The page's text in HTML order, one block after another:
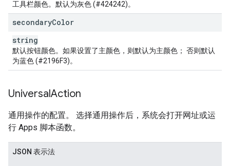
工具栏颜色。默认为灰色 (#424242)。
secondaryColor
string
默认按钮颜色。如果设置了主颜色，则默认为主颜色； 否则默认
为蓝色 (#2196F3)。
UniversalAction
通用操作的配置。 选择通用操作后，系统会打开网址或运
行 Apps 脚本函数。
JSON 表示法